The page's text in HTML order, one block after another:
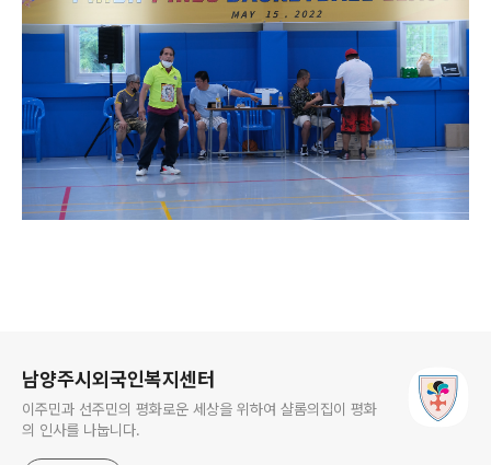
남양주시외국인복지센터
이주민과 선주민의 평화로운 세상을 위하여 샬롬의집이 평화
의 인사를 나눕니다.